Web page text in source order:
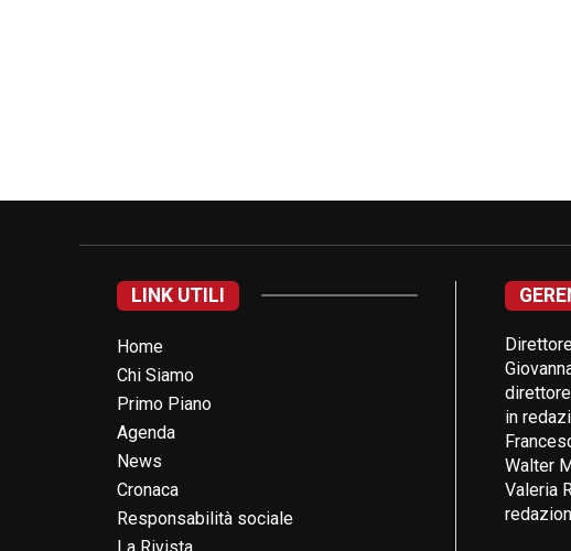
LINK UTILI
Home
Chi Siamo
Primo Piano
Agenda
News
Cronaca
Responsabilità sociale
in
Walter
Valeria